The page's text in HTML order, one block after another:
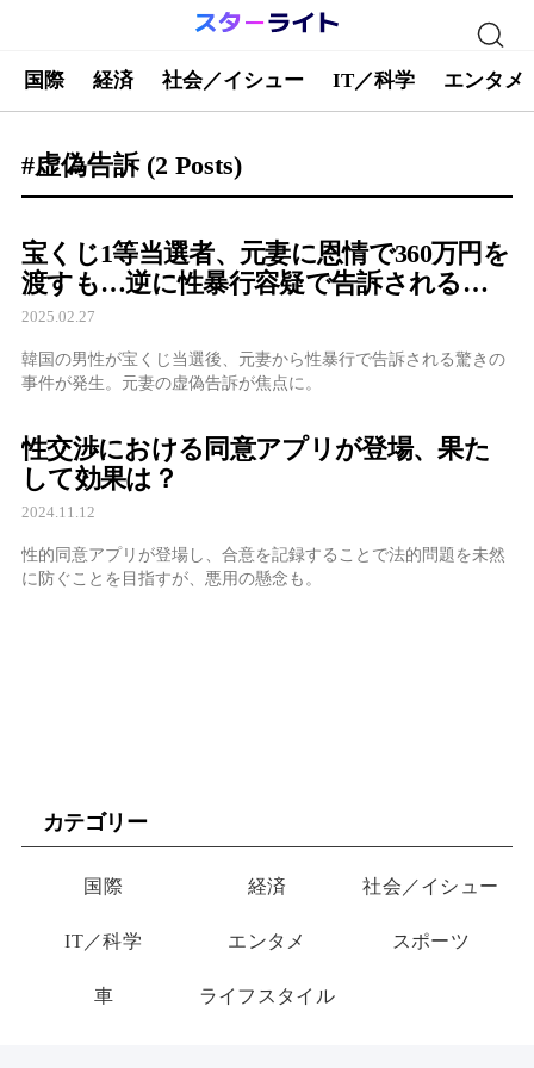
国際 経済 社会／イシュー IT／科学 エンタメ
#虚偽告訴 (2 Posts)
宝くじ1等当選者、元妻に恩情で360万円を
渡すも…逆に性暴行容疑で告訴される衝
撃の展開
2025.02.27
韓国の男性が宝くじ当選後、元妻から性暴行で告訴される驚きの
事件が発生。元妻の虚偽告訴が焦点に。
性交渉における同意アプリが登場、果た
して効果は？
2024.11.12
性的同意アプリが登場し、合意を記録することで法的問題を未然
に防ぐことを目指すが、悪用の懸念も。
カテゴリー
国際 経済 社会／イシュー
IT／科学 エンタメ スポーツ
車 ライフスタイル